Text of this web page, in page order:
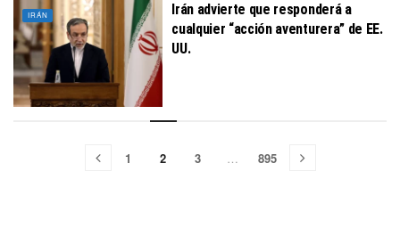
IRÁN
Irán advierte que responderá a
cualquier “acción aventurera” de EE.
UU.
1 2 3 … 895